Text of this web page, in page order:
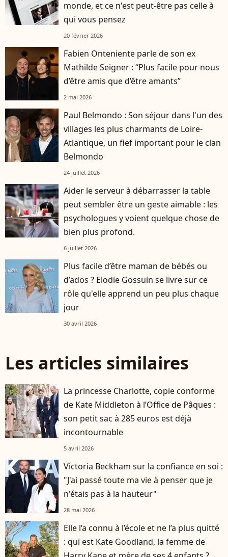
monde, et ce n'est peut-être pas celle à
qui vous pensez
20 février 2026
Fabien Onteniente parle de son ex
Mathilde Seigner : “Plus facile pour nous
d’être amis que d’être amants”
2 mai 2026
Paul Belmondo : Son séjour dans l'un des
villages les plus charmants de Loire-
Atlantique, un fief important pour le clan
Belmondo
24 juillet 2026
Aider le serveur à débarrasser la table
peut sembler être un geste aimable : les
psychologues y voient quelque chose de
bien plus profond.
6 juillet 2026
Plus facile d’être maman de bébés ou
d’ados ? Elodie Gossuin se livre sur ce
rôle qu'elle apprend un peu plus chaque
jour
30 avril 2026
Les articles similaires
La princesse Charlotte, copie conforme
de Kate Middleton à l’Office de Pâques :
son petit sac à 285 euros est déjà
incontournable
5 avril 2026
Victoria Beckham sur la confiance en soi :
"J'ai passé toute ma vie à penser que je
n'étais pas à la hauteur"
28 mai 2026
Elle l’a connu à l’école et ne l’a plus quitté
: qui est Kate Goodland, la femme de